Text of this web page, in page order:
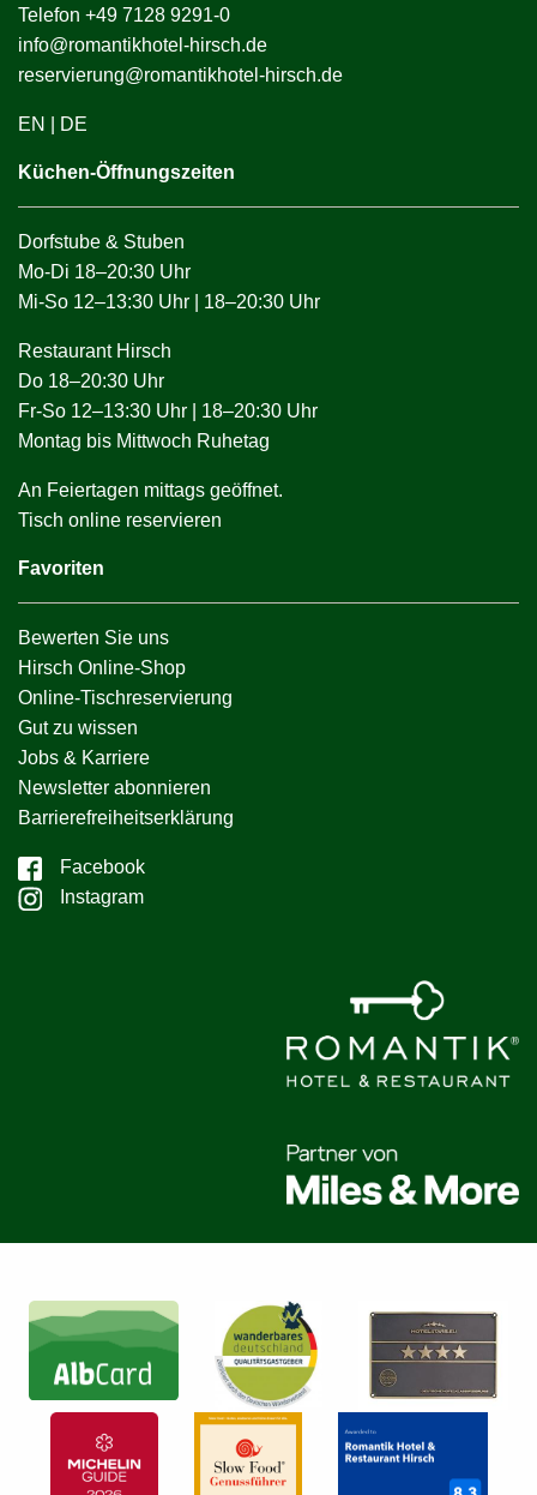
Telefon +49 7128 9291-0
info@romantikhotel-hirsch.de
reservierung@romantikhotel-hirsch.de
EN DE
Küchen-Öffnungszeiten
Dorfstube & Stuben
Mo-Di 18–20:30 Uhr
Mi-So 12–13:30 Uhr | 18–20:30 Uhr
Restaurant Hirsch
Do 18–20:30 Uhr
Fr-So 12–13:30 Uhr | 18–20:30 Uhr
Montag bis Mittwoch Ruhetag
An Feiertagen mittags geöffnet.
Tisch online reservieren
Favoriten
Bewerten Sie uns
Hirsch Online-Shop
Online-Tischreservierung
Gut zu wissen
Jobs & Karriere
Newsletter abonnieren
Barrierefreiheitserklärung
Facebook
Instagram